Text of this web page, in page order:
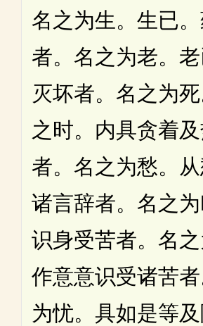
名之为生。生已
者。名之为老。
灭坏者。名之为
之时。内具贪着
者。名之为愁。
诸言辞者。名之
识身受苦者。名之
作意意识受诸苦
为忧。具如是等